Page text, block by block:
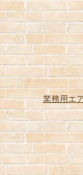
業務用エ